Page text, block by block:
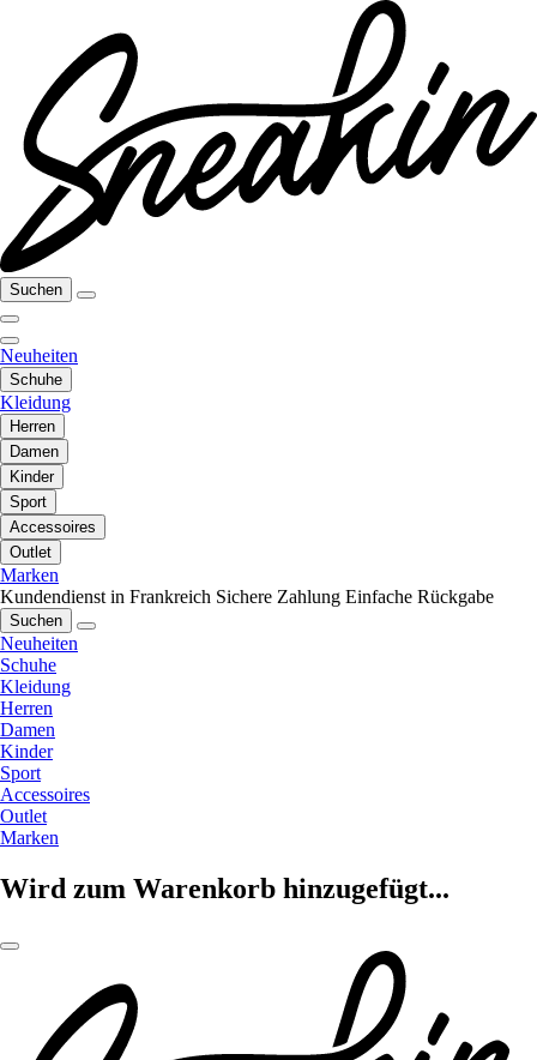
Suchen
Neuheiten
Schuhe
Kleidung
Herren
Damen
Kinder
Sport
Accessoires
Outlet
Marken
Kundendienst in Frankreich Sichere Zahlung Einfache Rückgabe
Suchen
Neuheiten
Schuhe
Kleidung
Herren
Damen
Kinder
Sport
Accessoires
Outlet
Marken
Wird zum Warenkorb hinzugefügt...